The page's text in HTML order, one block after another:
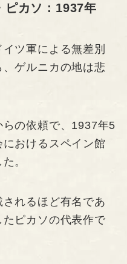
ピカソ：1937年
ツ軍による無差別
ゲルニカの地は悲
の依頼で、1937年5
おけるスペイン館
。
れるほど有名であ
たピカソの代表作で